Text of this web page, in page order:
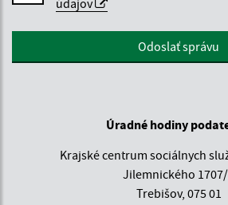
údajov
Google reCaptcha ResponseOdoslať správu
Úradné hodiny
Krajské centrum sociálnych
Jilemnického
Trebišov, 075 01